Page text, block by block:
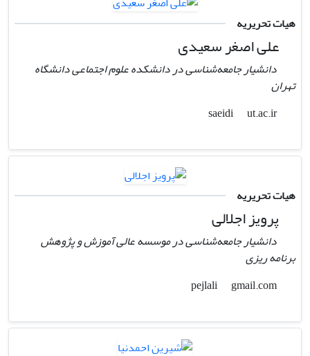
هیات تحریریه
علی اصغر سعیدی
دانشیار جامعه‌شناسی در دانشکده علوم اجتماعی دانشگاه
تهران
saeidi
ut.ac.ir
هیات تحریریه
پرویز اجلالی
دانشیار جامعه‌شناسی در موسسه عالی آموزش و پژوهش
برنامه ریزی
gmail.com